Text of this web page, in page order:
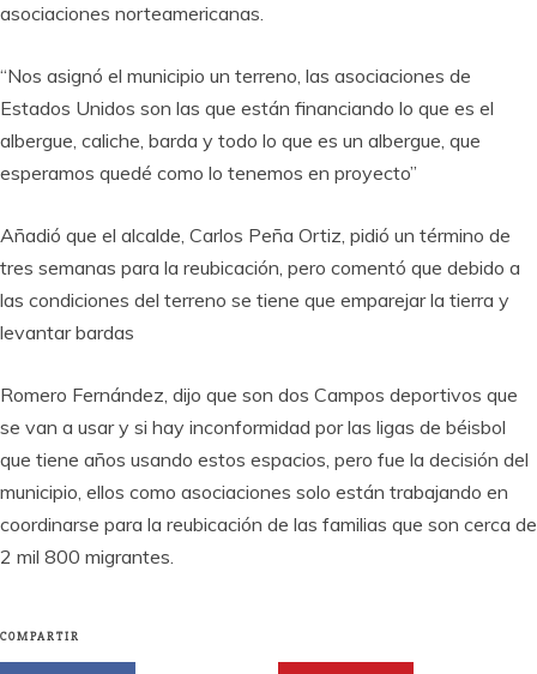
asociaciones norteamericanas.
“Nos asignó el municipio un terreno, las asociaciones de
Estados Unidos son las que están financiando lo que es el
albergue, caliche, barda y todo lo que es un albergue, que
esperamos quedé como lo tenemos en proyecto”
Añadió que el alcalde, Carlos Peña Ortiz, pidió un término de
tres semanas para la reubicación, pero comentó que debido a
las condiciones del terreno se tiene que emparejar la tierra y
levantar bardas
Romero Fernández, dijo que son dos Campos deportivos que
se van a usar y si hay inconformidad por las ligas de béisbol
que tiene años usando estos espacios, pero fue la decisión del
municipio, ellos como asociaciones solo están trabajando en
coordinarse para la reubicación de las familias que son cerca de
2 mil 800 migrantes.
COMPARTIR